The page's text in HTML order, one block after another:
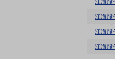
江海股
江海股